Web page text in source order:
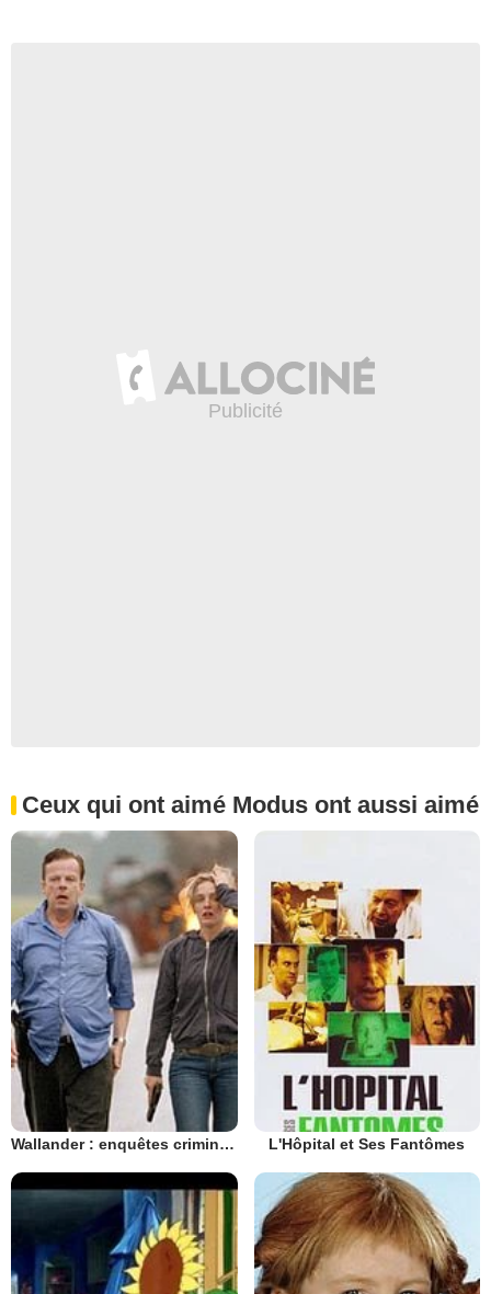
Ceux qui ont aimé Modus ont aussi aimé
Wallander : enquêtes criminelles L'Hôpital et Ses Fantômes